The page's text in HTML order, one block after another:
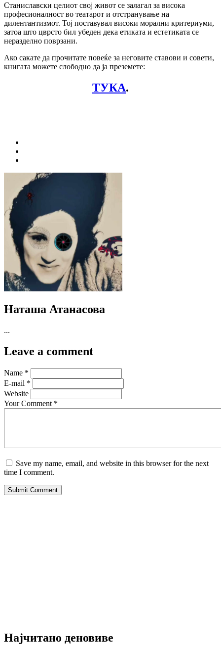
Станиславски целиот свој живот се залагал за висока
професионалност во театарот и отстранување на
дилентантизмот. Тој поставувал високи морални критериуми,
затоа што цврсто бил убеден дека етиката и естетиката се
неразделно поврзани.
Ако сакате да прочитате повеќе за неговите ставови и совети,
книгата можете слободно да ја преземете:
ТУКА.
Наташа Атанасова
...
Leave a comment
Name *
E-mail *
Website
Your Comment *
Save my name, email, and website in this browser for the next
time I comment.
Submit Comment
Најчитано деновиве